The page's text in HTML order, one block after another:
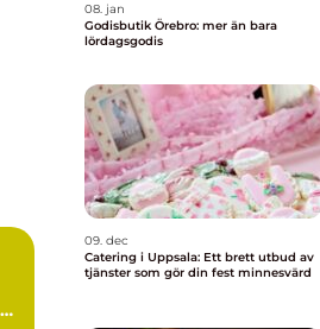
08. jan
Godisbutik Örebro: mer än bara
lördagsgodis
09. dec
Catering i Uppsala: Ett brett utbud av
tjänster som gör din fest minnesvärd